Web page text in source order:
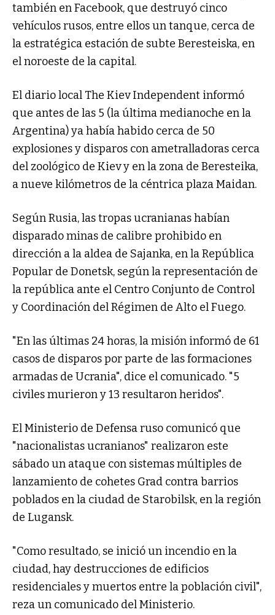
también en Facebook, que destruyó cinco
vehículos rusos, entre ellos un tanque, cerca de
la estratégica estación de subte Beresteiska, en
el noroeste de la capital.
El diario local The Kiev Independent informó
que antes de las 5 (la última medianoche en la
Argentina) ya había habido cerca de 50
explosiones y disparos con ametralladoras cerca
del zoológico de Kiev y en la zona de Beresteika,
a nueve kilómetros de la céntrica plaza Maidan.
Según Rusia, las tropas ucranianas habían
disparado minas de calibre prohibido en
dirección a la aldea de Sajanka, en la República
Popular de Donetsk, según la representación de
la república ante el Centro Conjunto de Control
y Coordinación del Régimen de Alto el Fuego.
"En las últimas 24 horas, la misión informó de 61
casos de disparos por parte de las formaciones
armadas de Ucrania", dice el comunicado. "5
civiles murieron y 13 resultaron heridos".
El Ministerio de Defensa ruso comunicó que
"nacionalistas ucranianos" realizaron este
sábado un ataque con sistemas múltiples de
lanzamiento de cohetes Grad contra barrios
poblados en la ciudad de Starobilsk, en la región
de Lugansk.
"Como resultado, se inició un incendio en la
ciudad, hay destrucciones de edificios
residenciales y muertos entre la población civil",
reza un comunicado del Ministerio.